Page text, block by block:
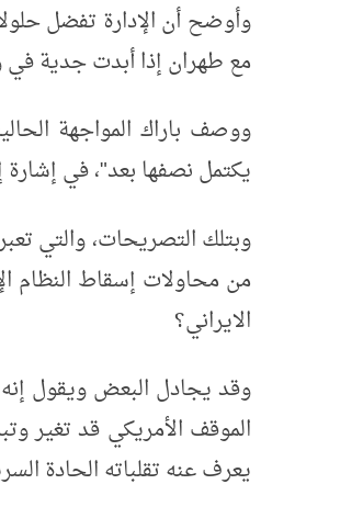
وأوضح أن الإدارة تفضل
مع طهران إذا أبدت جدية
ووصف باراك المواجهة
يكتمل نصفها بعد"، في
وبتلك التصريحات، والتي
من محاولات إسقاط النظام
الايراني؟
وقد يجادل البعض ويقول
الموقف الأمريكي قد تغير
يعرف عنه تقلباته الحادة